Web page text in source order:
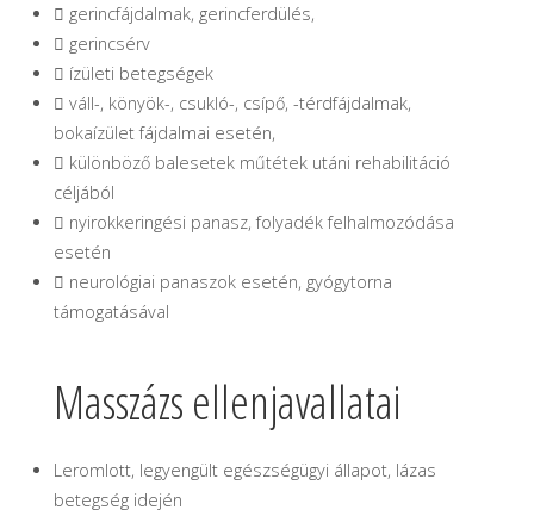
 gerincfájdalmak, gerincferdülés,
 gerincsérv
 ízületi betegségek
 váll-, könyök-, csukló-, csípő, -térdfájdalmak,
bokaízület fájdalmai esetén,
 különböző balesetek műtétek utáni rehabilitáció
céljából
 nyirokkeringési panasz, folyadék felhalmozódása
esetén
 neurológiai panaszok esetén, gyógytorna
támogatásával
Masszázs ellenjavallatai
Leromlott, legyengült egészségügyi állapot, lázas
betegség idején